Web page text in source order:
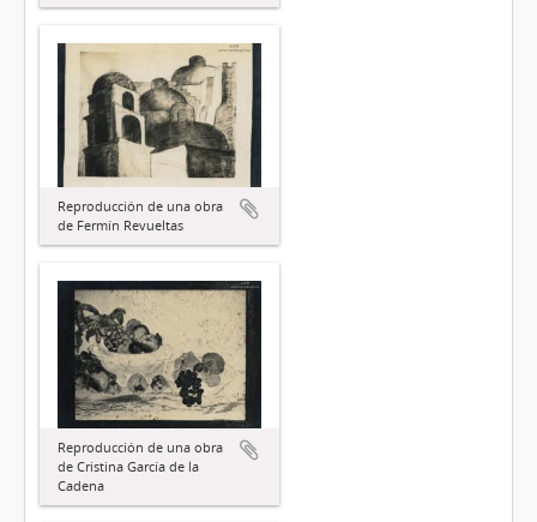
Reproducción de una obra
de Fermín Revueltas
Reproducción de una obra
de Cristina García de la
Cadena